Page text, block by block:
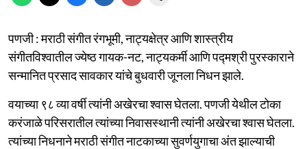
पणजी : मराठी संगीत रंगभूमी, नाट्यक्षेत्र आणि शास्त्रीय
संगीतविश्वातील ज्येष्ठ गायक-नट, नाट्यकर्मी आणि पद्मश्री पुरस्काराने
सन्मानित प्रसाद सावकार यांचे बुधवारी जूनला निधन झाले.
वयाच्या ९८ व्या वर्षी त्यांनी अखेरचा श्वास घेतला. पणजी येथील टोका
करंजाळे परिसरातील त्यांच्या निवासस्थानी त्यांनी अखेरचा श्वास घेतला.
त्यांच्या निधनाने मराठी संगीत नाटकाच्या सुवर्णयुगाचा अंत झाल्याची